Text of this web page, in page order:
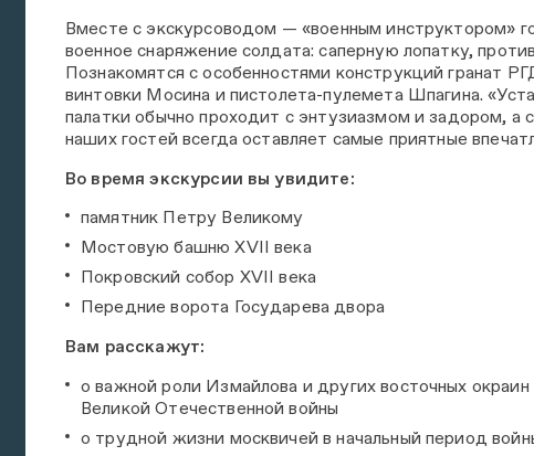
Вместе с экскурсоводом — «военным инструктором»
военное снаряжение солдата: саперную лопатку,
Познакомятся с особенностями конструкций гранат
винтовки Мосина и пистолета-пулемета Шпагина.
палатки обычно проходит с энтузиазмом и задором, а
наших гостей всегда оставляет самые приятные
Во время экскурсии вы увидите:
памятник Петру Великому
Мостовую башню XVII века
Покровский собор XVII века
Передние ворота Государева двора
Вам расскажут:
о важной роли Измайлова и других восточных
Великой Отечественной войны
о трудной жизни москвичей в начальный период